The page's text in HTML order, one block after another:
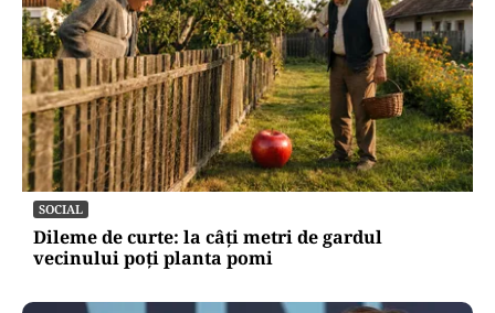
SOCIAL
Dileme de curte: la câți metri de gardul
vecinului poți planta pomi